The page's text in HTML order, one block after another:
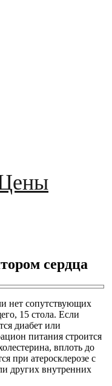
сердца
нет сопутствующих
15 стола. Если
диабет или
питания строится
вплоть до
при атеросклерозе с
других внутренних